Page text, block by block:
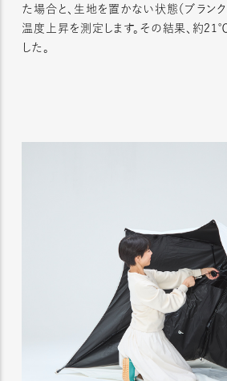
た場合と、生地を置かない状態（ブラン
温度上昇を測定します。その結果、約
した。